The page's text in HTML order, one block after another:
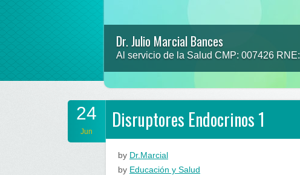
Dr. Julio Marcial Bances
Al servicio de la Salud CMP: 007426
Prevenir para no lamentar
“que la comida sea tu alimento y el
24
Jun Disruptores Endocrinos 1
by Dr.Marcial
by Educación y Salud